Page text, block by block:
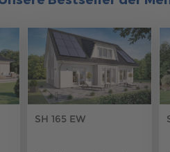
500
SH 165 EW